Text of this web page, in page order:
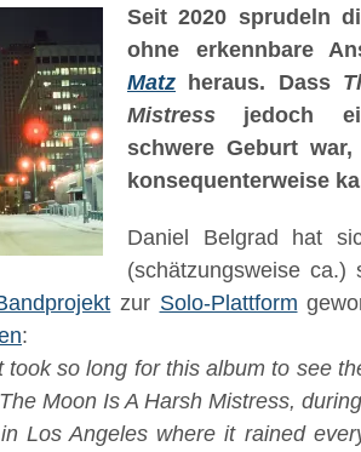
Seit 2020 sprudeln
ohne erkennbare
Matz heraus. Dass
Mistress jedoch
schwere Geburt
konsequenterweise
Daniel Belgrad hat
(schätzungsweise ca.)
zur Solo-Plattform
:
took so long for this album to see
Moon Is A Harsh Mistress,
Los Angeles where it rained